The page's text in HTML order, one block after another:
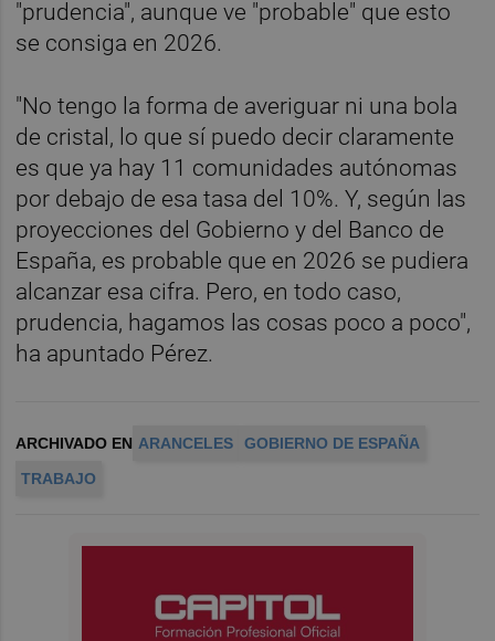
"prudencia", aunque ve "probable" que esto
se consiga en 2026.
"No tengo la forma de averiguar ni una bola
de cristal, lo que sí puedo decir claramente
es que ya hay 11 comunidades autónomas
por debajo de esa tasa del 10%. Y, según las
proyecciones del Gobierno y del Banco de
España, es probable que en 2026 se pudiera
alcanzar esa cifra. Pero, en todo caso,
prudencia, hagamos las cosas poco a poco",
ha apuntado Pérez.
ARCHIVADO EN ARANCELES
GOBIERNO DE ESPAÑA
TRABAJO